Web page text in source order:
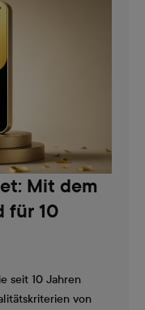
Mit dem
für 10
seit 10 Jahren
von